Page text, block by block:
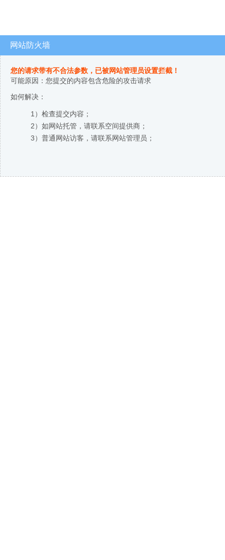
网站防火墙
您的请求带有不合法参数，已被网站管理员设置拦截！
可能原因：您提交的内容包含危险的攻击请求
如何解决：
1）检查提交内容；
2）如网站托管，请联系空间提供商；
3）普通网站访客，请联系网站管理员；